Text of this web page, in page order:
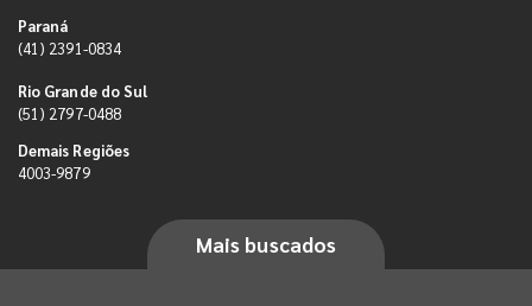
Paraná
(41) 2391-0834
Rio Grande do Sul
(51) 2797-0488
Demais Regiões
4003-9879
Mais buscados